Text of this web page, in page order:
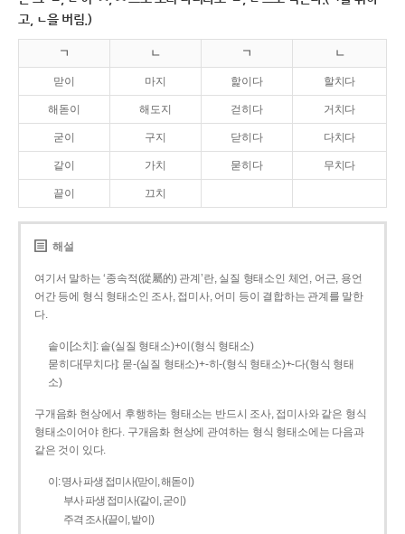
고, ㄴ을 버림.)
ㄱ ㄴ ㄱ ㄴ
맏이 마지 핥이다 할치다
해돋이 해도지 걷히다 거치다
굳이 구지 닫히다 다치다
같이 가치 묻히다 무치다
끝이 끄치
해설
여기서 말하는 ‘종속적(從屬的) 관계’란, 실질 형태소인 체언, 어근, 용언
어간 등에 형식 형태소인 조사, 접미사, 어미 등이 결합하는 관계를 말한
다.
솥이[소치]: 솥(실질 형태소)+이(형식 형태소)
묻히다[무치다]: 묻­-(실질 형태소)+­-히­-(형식 형태소)+-다(형식 형태
소)
구개음화 현상에서 후행하는 형태소는 반드시 조사, 접미사와 같은 형식
형태소이어야 한다. 구개음화 현상에 관여하는 형식 형태소에는 다음과
같은 것이 있다.
이: 명사 파생 접미사(맏이, 해돋이)
부사 파생 접미사(같이, 굳이)
주격 조사(끝이, 밭이)